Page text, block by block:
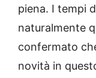
piena. I tempi
naturalmente
confermato
novità in